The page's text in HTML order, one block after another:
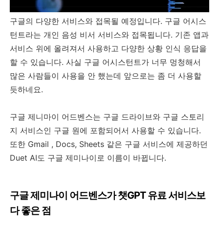
구글의 다양한 서비스와 접목될 예정입니다. 구글 어시스
턴트라는 개인 음성 비서 서비스와 접목됩니다. 기존 앱과
서비스 위에 올려져서 사용하고 다양한 상황 인식 응답을
할 수 있습니다. 사실 구글 어시스턴트가 너무 멍청해서
많은 사람들이 사용을 안 했는데 앞으로는 좀 더 사용할
듯하네요.
구글 제니마이 어드벤스는 구글 드라이브와 구글 스토리
지 서비스인 구글 원에 포함되어서 사용할 수 있습니다.
또한 Gmail , Docs, Sheets 같은 구글 서비스에 제공하던
Duet AI도 구글 제미나이로 이름이 바뀝니다.
구글 제미나이 어드벤스가 챗GPT 유료 서비스보
다 좋은 점